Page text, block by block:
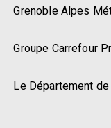
Grenoble Alpes
Groupe Carrefour
Le Département de